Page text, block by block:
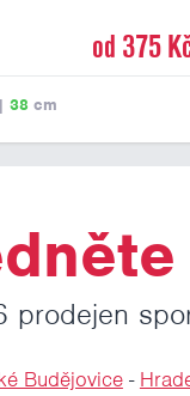
od 375
38 cm
prodejen
Budějovice-